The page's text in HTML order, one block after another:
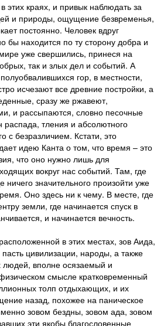
этих краях, и привык наблюдать за
и природы, ощущение безвременья,
постоянно. Человек вдруг
бы находится по ту сторону добра и
уже свершились, принеся на
так и злых дел и событий. А
гор, в местности,
исчезают все древние постройки, а
сразу же ржавеют,
и рассыпаются, словно песочные
распада, тления и абсолютного
с безразличием. Кстати, это
идею Канта о том, что время – это
что оно нужно лишь для
вокруг нас событий. Там, где
ничего значительного произойти уже
Оно здесь ни к чему. В месте, где
земли, где начинается спуск в
и начинается вечность.
в этих местах, зов Аида,
цивилизации, народы, а также
людей, вполне осязаемый и
смысле кратковременный
толп отдыхающих, и их
назад, похожее на паническое
зовом бездны, зовом ада, зовом
эти якобы благословенные